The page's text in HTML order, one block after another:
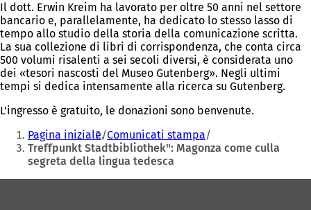
Il dott. Erwin Kreim ha lavorato per oltre 50 anni nel settore
bancario e, parallelamente, ha dedicato lo stesso lasso di
tempo allo studio della storia della comunicazione scritta.
La sua collezione di libri di corrispondenza, che conta circa
500 volumi risalenti a sei secoli diversi, è considerata uno
dei «tesori nascosti del Museo Gutenberg». Negli ultimi
tempi si dedica intensamente alla ricerca su Gutenberg.
L'ingresso è gratuito, le donazioni sono benvenute.
Siete
qui:
Pagina iniziale Comunicati stampa
Treffpunkt Stadtbibliothek": Magonza come culla
segreta della lingua tedesca